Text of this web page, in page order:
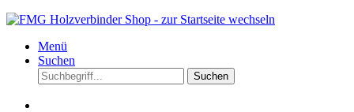
Menü
Suchen
Suchen